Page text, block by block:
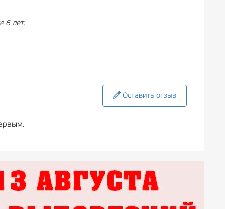
6 лет.
Оставить отзыв